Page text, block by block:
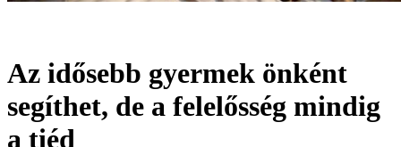
Az idősebb gyermek önként
segíthet, de a felelősség mindig
a tiéd